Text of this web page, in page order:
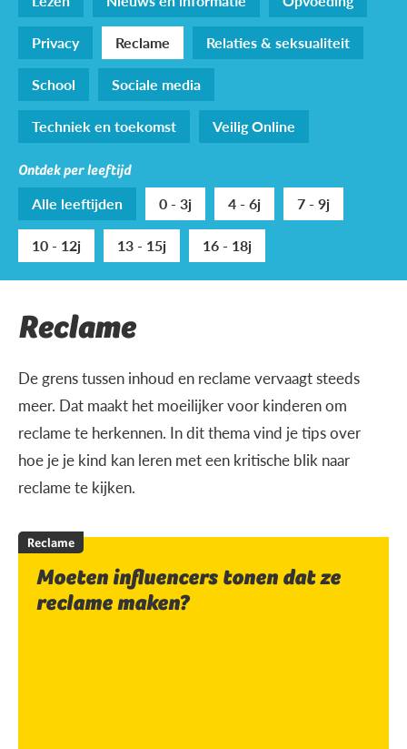
Privacy
Reclame
Relaties & seksualiteit
School
Sociale media
Techniek en toekomst
Veilig Online
Ontdek per leeftijd
Alle leeftijden 0 - 3j 4 - 6j
7 - 9j
10 - 12j
13 - 15j 16 - 18j
Reclame
De grens tussen inhoud en reclame vervaagt steeds
meer. Dat maakt het moeilijker voor kinderen om
reclame te herkennen. In dit thema vind je tips over
hoe je je kind kan leren met een kritische blik naar
reclame te kijken.
Reclame
Moeten influencers tonen dat ze
reclame maken?